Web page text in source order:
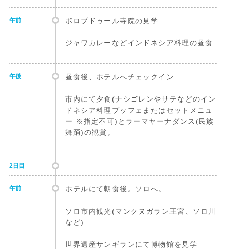
午前 ボロブドゥール寺院の見学
ジャワカレーなどインドネシア料理の昼食
午後 昼食後、ホテルへチェックイン
市内にて夕食(ナシゴレンやサテなどのイン
ドネシア料理ブッフェまたはセットメニュ
ー ※指定不可)とラーマヤーナダンス(民族
舞踊)の観賞。
2日目
午前 ホテルにて朝食後。ソロへ。
ソロ市内観光(マンクヌガラン王宮、ソロ川
など)
世界遺産サンギランにて博物館を見学